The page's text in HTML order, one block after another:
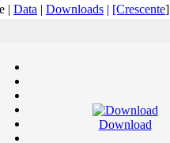
| Data | Downloads | [Crescente]
Download